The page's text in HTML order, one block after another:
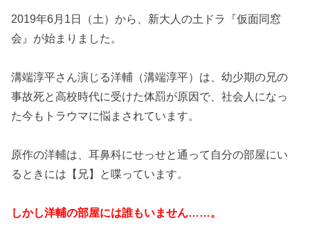
2019年6月1日（土）から、新大人の土ドラ『仮面同窓
会』が始まりました。
溝端淳平さん演じる洋輔（溝端淳平）は、幼少期の兄の
事故死と高校時代に受けた体罰が原因で、社会人になっ
た今もトラウマに悩まされています。
原作の洋輔は、耳鼻科にせっせと通って自分の部屋にい
るときには【兄】と喋っています。
しかし洋輔の部屋には誰もいません……。